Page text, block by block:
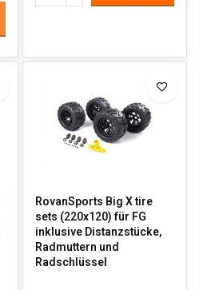
RovanSports Big X tire
sets (220x120) für FG
inklusive Distanzstücke,
Radmuttern und
Radschlüssel